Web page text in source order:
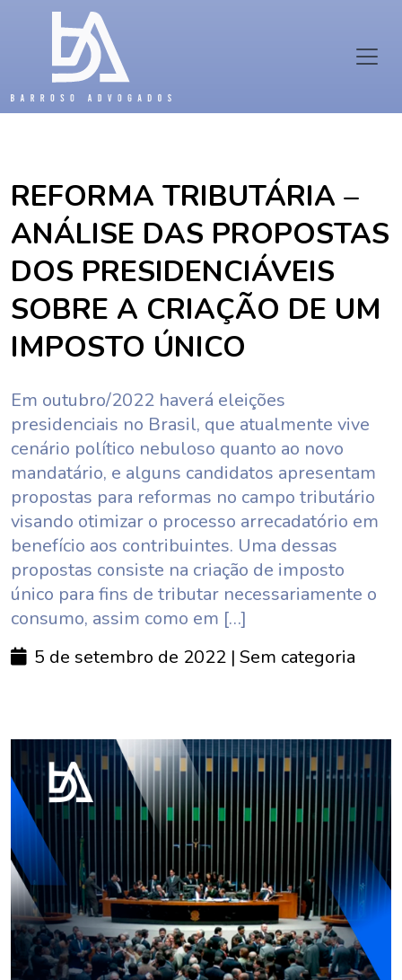
REFORMA TRIBUTÁRIA –
ANÁLISE DAS PROPOSTAS
DOS PRESIDENCIÁVEIS
SOBRE A CRIAÇÃO DE UM
IMPOSTO ÚNICO
Em outubro/2022 haverá eleições
presidenciais no Brasil, que atualmente vive
cenário político nebuloso quanto ao novo
mandatário, e alguns candidatos apresentam
propostas para reformas no campo tributário
visando otimizar o processo arrecadatório em
benefício aos contribuintes. Uma dessas
propostas consiste na criação de imposto
único para fins de tributar necessariamente o
consumo, assim como em […]
5 de setembro de 2022 | Sem categoria